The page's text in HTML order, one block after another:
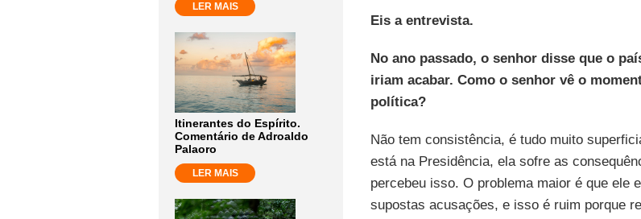
LER MAIS
Itinerantes do Espírito.
Comentário de Adroaldo
Palaoro
LER MAIS
Eis a entrevista.
No ano passado, o senhor disse que o
iriam acabar. Como o senhor vê o
política?
Não tem consistência, é tudo muito
está na Presidência, ela sofre as
percebeu isso. O problema maior é que ele
supostas acusações, e isso é ruim porque